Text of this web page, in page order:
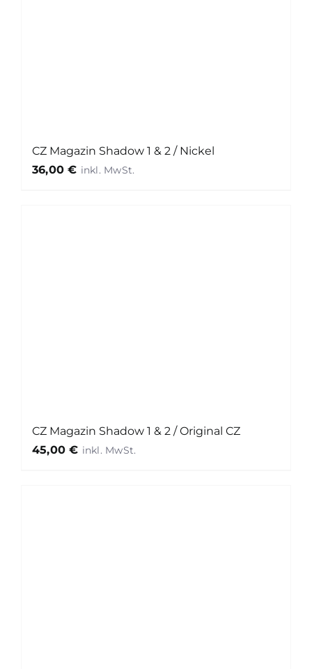
CZ Magazin Shadow 1 & 2 / Nickel
36,00€
CZ Magazin Shadow 1 & 2 / Original CZ
45,00€